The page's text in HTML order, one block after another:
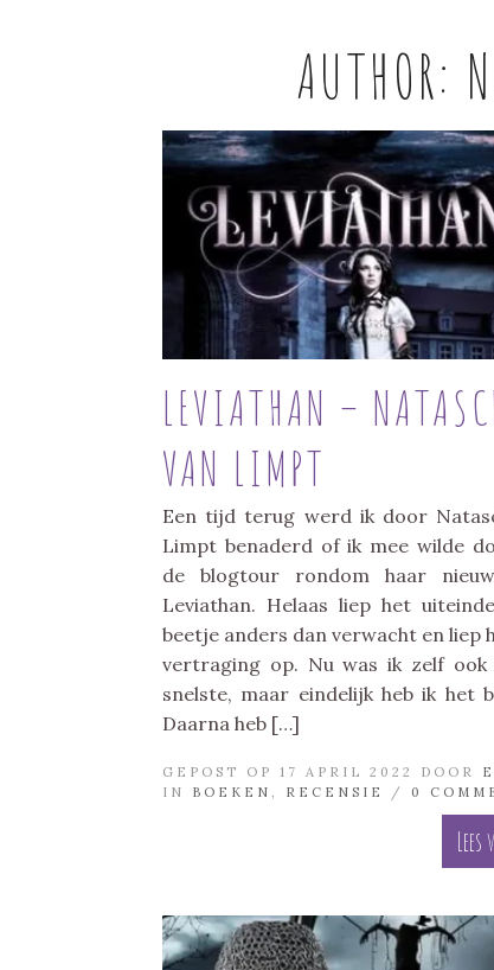
AUTHOR:
LEVIATHAN –
VAN LIMPT
Een tijd terug werd ik door
Limpt benaderd of ik mee wilde
de blogtour rondom haar
Leviathan. Helaas liep het
beetje anders dan verwacht en liep
vertraging op. Nu was ik zelf
snelste, maar eindelijk heb ik het
Daarna heb […]
GEPOST OP 17 APRIL 2022 DOOR
IN BOEKEN , RECENSIE / 0